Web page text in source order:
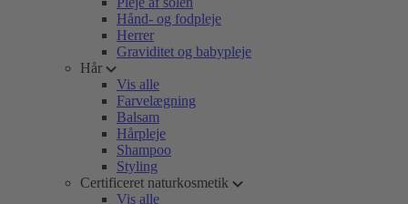
Hånd- og fodpleje
Herrer
Graviditet og babypleje
Hår
Vis alle
Farvelægning
Balsam
Hårpleje
Shampoo
Styling
Certificeret naturkosmetik
Vis alle